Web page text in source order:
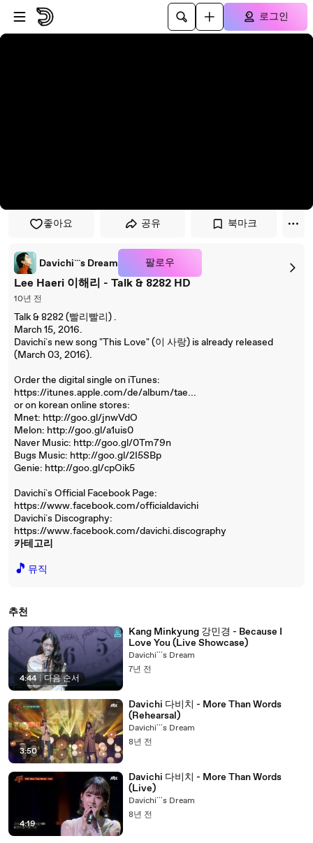
플레이어로 건너뛰기
본문으로 건너뛰기
로그인
좋아요 공유 북마크
Davichi```s Dream 팔로우
Lee Haeri 이해리 - Talk & 8282 HD
10년 전
Talk & 8282 (빨리빨리) .
March 15, 2016.
Davichi`s new song "This Love" (이 사랑) is already released
(March 03, 2016).
Order the digital single on iTunes:
https://itunes.apple.com/de/album/tae...
or on korean online stores:
Mnet: http://goo.gl/jnwVdO
Melon: http://goo.gl/a1uis0
Naver Music: http://goo.gl/0Tm79n
Bugs Music: http://goo.gl/2I5SBp
Genie: http://goo.gl/cpOik5
Davichi`s Official Facebook Page:
https://www.facebook.com/officialdavichi
Davichi`s Discography:
https://www.facebook.com/davichi.discography
카테고리
🎵 뮤직
추천
4:44 다음 순서
Kang Minkyung 강민경 - Because I
Love You (Live Showcase)
Davichi```s Dream
7년 전
3:50
Davichi 다비치 - More Than Words
(Rehearsal)
Davichi```s Dream
8년 전
4:19
Davichi 다비치 - More Than Words
(Live)
Davichi```s Dream
8년 전